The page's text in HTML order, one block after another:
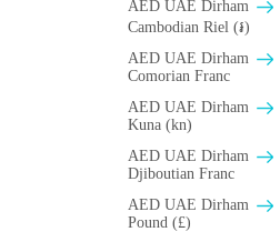
AED UAE Dirham
Cambodian Riel (៛)
AED UAE Dirham
Comorian Franc
AED UAE Dirham
Kuna (kn)
AED UAE Dirham
Djiboutian Franc
AED UAE Dirham
Pound (£)